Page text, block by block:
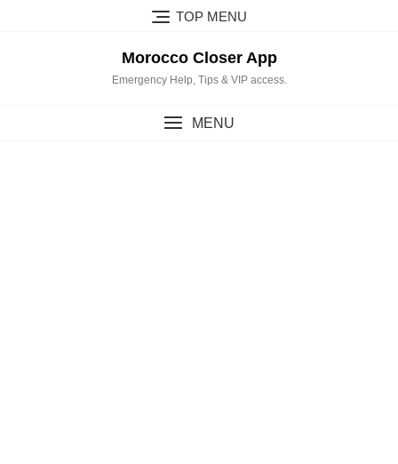
TOP MENU
Morocco Closer App
Emergency Help, Tips & VIP access.
MENU